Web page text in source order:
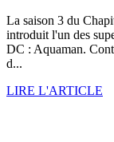
La saison 3 du
introduit l'un des
DC : Aquaman.
d...
LIRE L'ARTICLE